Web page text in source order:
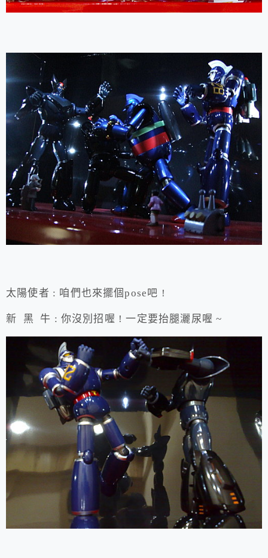
太陽使者 : 咱們也來擺個pose吧 !
新 黑 牛 : 你沒別招喔 ! 一定要抬腿灑尿喔 ~